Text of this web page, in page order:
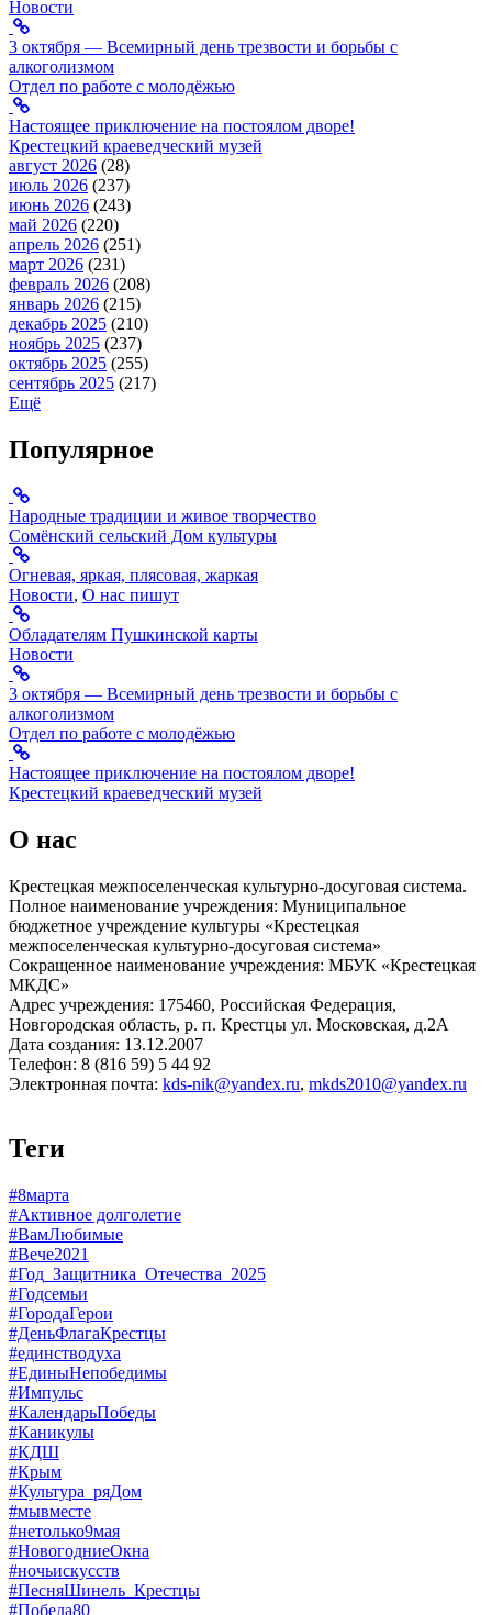
Новости
3 октября — Всемирный день трезвости и борьбы с
алкоголизмом
Отдел по работе с молодёжью
Настоящее приключение на постоялом дворе!
Крестецкий краеведческий музей
август 2026 (28)
июль 2026 (237)
июнь 2026 (243)
май 2026 (220)
апрель 2026 (251)
март 2026 (231)
февраль 2026 (208)
январь 2026 (215)
декабрь 2025 (210)
ноябрь 2025 (237)
октябрь 2025 (255)
сентябрь 2025 (217)
Ещё
Популярное
Народные традиции и живое творчество
Сомёнский сельский Дом культуры
Огневая, яркая, плясовая, жаркая
Новости, О нас пишут
Обладателям Пушкинской карты
Новости
3 октября — Всемирный день трезвости и борьбы с
алкоголизмом
Отдел по работе с молодёжью
Настоящее приключение на постоялом дворе!
Крестецкий краеведческий музей
О нас
Крестецкая межпоселенческая культурно-досуговая система.
Полное наименование учреждения: Муниципальное
бюджетное учреждение культуры «Крестецкая
межпоселенческая культурно-досуговая система»
Сокращенное наименование учреждения: МБУК «Крестецкая
МКДС»
Адрес учреждения: 175460, Российская Федерация,
Новгородская область, р. п. Крестцы ул. Московская, д.2А
Дата создания: 13.12.2007
Телефон: 8 (816 59) 5 44 92
Электронная почта: kds-nik@yandex.ru, mkds2010@yandex.ru
Теги
#8марта
#Активное долголетие
#ВамЛюбимые
#Вече2021
#Год_Защитника_Отечества_2025
#Годсемьи
#ГородаГерои
#ДеньФлагаКрестцы
#единстводуха
#ЕдиныНепобедимы
#Импульс
#КалендарьПобеды
#Каникулы
#КДШ
#Крым
#Культура_ряДом
#мывместе
#нетолько9мая
#НовогодниеОкна
#ночьискусств
#ПесняШинель_Крестцы
#Победа80